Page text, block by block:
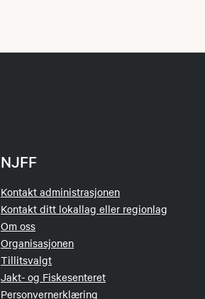
NJFF
Kontakt administrasjonen
Kontakt ditt lokallag eller regionlag
Om oss
Organisasjonen
Tillitsvalgt
Jakt- og Fiskesenteret
Personvernerklæring